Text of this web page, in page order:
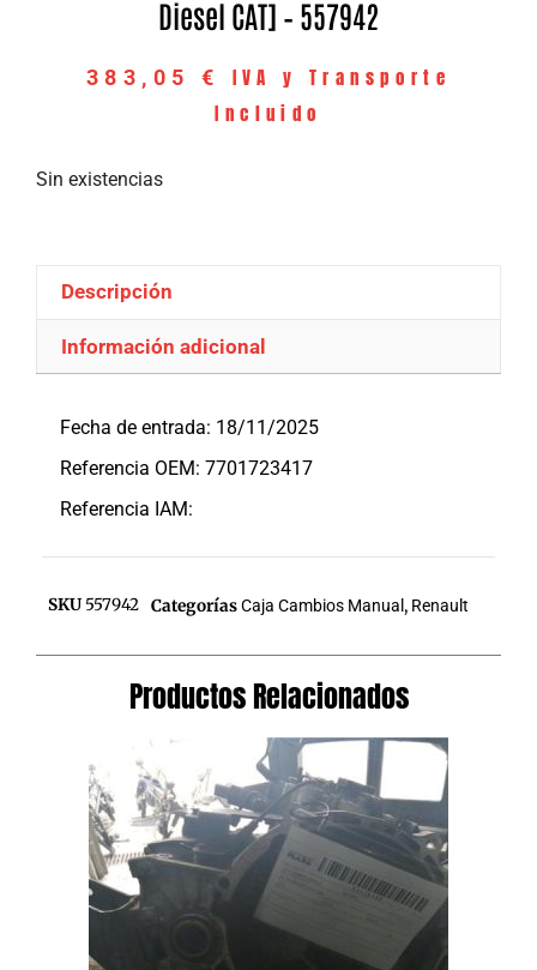
Diesel CAT] – 557942
383,05 €
IVA y Transporte
Incluido
Sin existencias
Descripción
Información adicional
Fecha de entrada: 18/11/2025
Referencia OEM: 7701723417
Referencia IAM:
SKU 557942 CategoríasCaja Cambios Manual , Renault
Productos Relacionados